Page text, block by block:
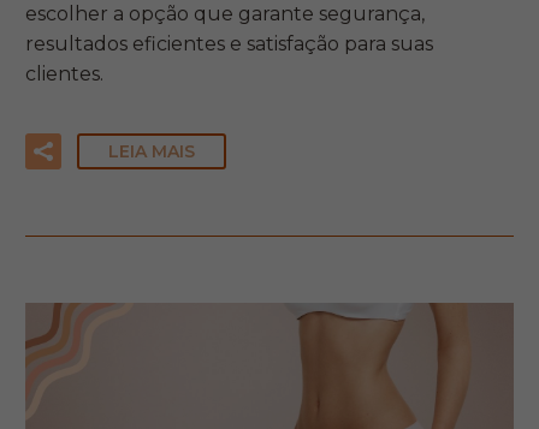
escolher a opção que garante segurança,
resultados eficientes e satisfação para suas
clientes.
LEIA MAIS